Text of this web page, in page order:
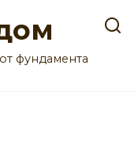
фундамента